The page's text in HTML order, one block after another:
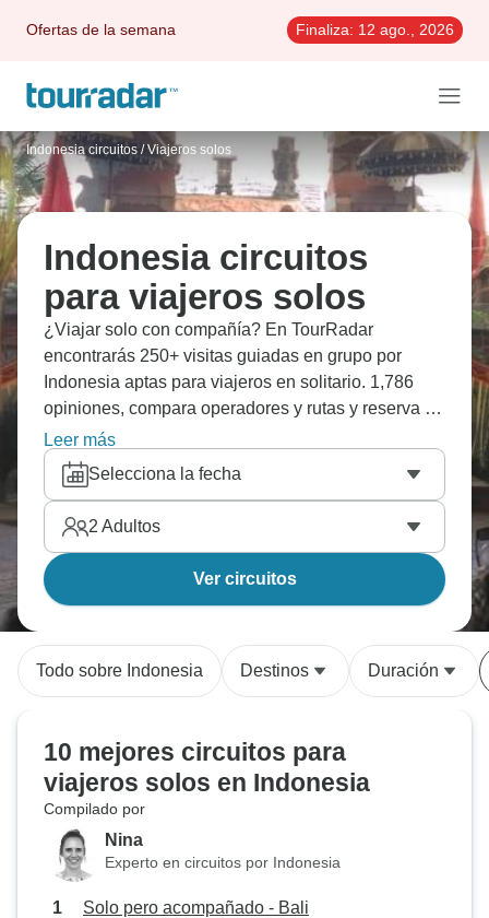
Ofertas de la semana Finaliza: 12 ago., 2026
Indonesia circuitos / Viajeros solos
Indonesia circuitos
para viajeros solos
¿Viajar solo con compañía? En TourRadar
encontrarás 250+ visitas guiadas en grupo por
Indonesia aptas para viajeros en solitario. 1,786
opiniones, compara operadores y rutas y reserva el
mejor viaje de ida y vuelta de forma flexible.
Leer más
Selecciona la fecha
2 Adultos
Ver circuitos
Todo sobre Indonesia Destinos Duración
10 mejores circuitos para
viajeros solos en Indonesia
Compilado por
Nina
Experto en circuitos por Indonesia
Solo pero acompañado - Bali